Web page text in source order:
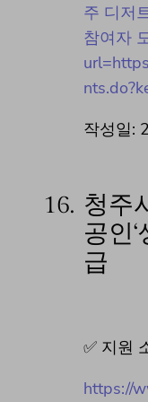
주 디저
참여자
작성일:
16. 청주
공인
급
✅ 지원
https://